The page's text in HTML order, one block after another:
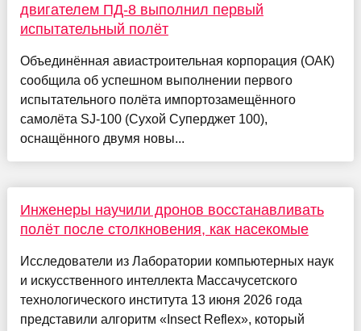
двигателем ПД-8 выполнил первый
испытательный полёт
Объединённая авиастроительная корпорация (ОАК)
сообщила об успешном выполнении первого
испытательного полёта импортозамещённого
самолёта SJ-100 (Сухой Суперджет 100),
оснащённого двумя новы...
Инженеры научили дронов восстанавливать
полёт после столкновения, как насекомые
Исследователи из Лаборатории компьютерных наук
и искусственного интеллекта Массачусетского
технологического института 13 июня 2026 года
представили алгоритм «Insect Reflex», который